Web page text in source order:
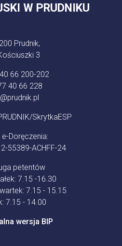
W PRUDNIKU
Prudnik,
3
66 200-202
40 66 228
SkrytkaESP
Doręczenia:
55389-ACHFF-24
petentów
7.15 -16.30
7.15 - 15.15
7.15 - 14.00
wersja BIP